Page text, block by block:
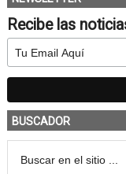
Recibe las
BUSCADOR